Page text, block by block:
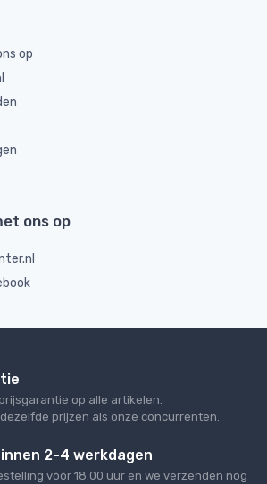
op
ons op
op alle artikelen.
prijzen als onze concurrenten.
2-4 werkdagen
vóór 18.00 uur en we verzenden nog